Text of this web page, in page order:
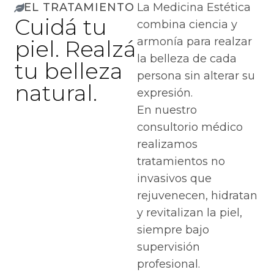
EL TRATAMIENTO
Cuidá tu
piel. Realzá
tu belleza
natural.
La Medicina Estética
combina ciencia y
armonía para realzar
la belleza de cada
persona sin alterar su
expresión.
En nuestro
consultorio médico
realizamos
tratamientos no
invasivos que
rejuvenecen, hidratan
y revitalizan la piel,
siempre bajo
supervisión
profesional.